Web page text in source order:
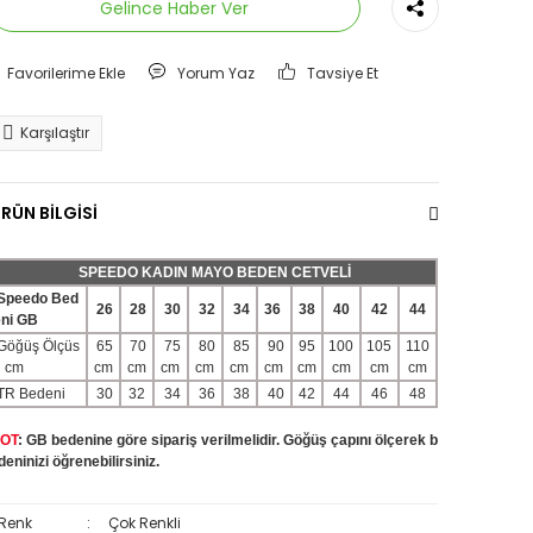
Gelince Haber Ver
Yorum Yaz Tavsiye Et
Karşılaştır
BİLGİSİ
SPEEDO KADIN MAYO BEDEN CETVELİ
Bed
GB
26 28 30 32 34 36 38 40 42 44
Ölçüs
cm
65
cm
70
cm
75
cm
80
cm
85
cm
90
cm
95
cm
100
cm
105
cm
110
cm
Bedeni
30 32 34 36 38 40 42 44 46 48
: GB bedenine göre sipariş verilmelidir. Göğüş çapını ölçerek b
öğrenebilirsiniz.
: Çok Renkli